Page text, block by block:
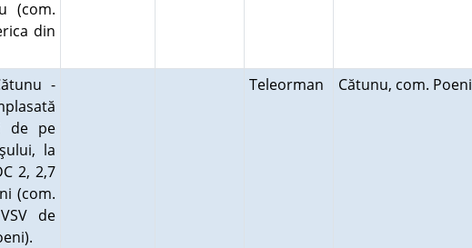
(com.
din
-
de pe
la
2, 2,7
(com.
de
Teleorman Cătunu, com. Poeni